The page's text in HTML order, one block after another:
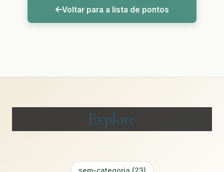
Voltar para a lista de pontos
Explore
sem-categoria (23)